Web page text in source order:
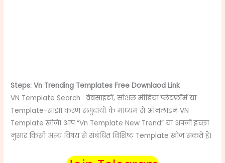
Steps: Vn Trending Templates Free Downlaod Link
VN Template Search : वेबसाइटों, सोशल मीडिया प्लेटफ़ॉर्म या
Template-साझा करण समुदायों के माध्यम से ऑनलाइन VN
Template खोजें। आप “Vn Template New Trend” या अपनी इच्छा
नुसार किसी अन्य विषय से संबंधित विशिष्ट Template खोज सकते हैं।